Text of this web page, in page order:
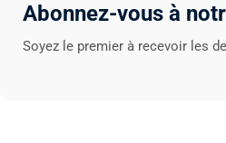
Abonnez-vous à
Soyez le premier à recevoir les